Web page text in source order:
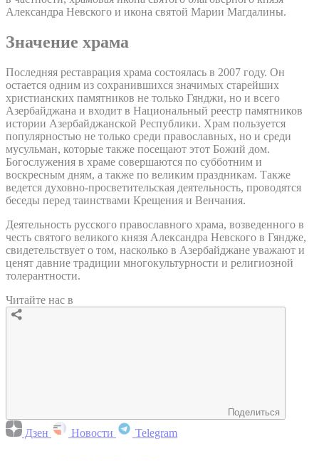
Александра Невского и икона святой Марии Магдалины.
Значение храма
Последняя реставрация храма состоялась в 2007 году. Он
остается одним из сохранившихся значимых старейших
христианских памятников не только Гянджи, но и всего
Азербайджана и входит в Национальный реестр памятников
истории Азербайджанской Республики. Храм пользуется
популярностью не только среди православных, но и среди
мусульман, которые также посещают этот Божий дом.
Богослужения в храме совершаются по субботним и
воскресным дням, а также по великим праздникам. Также
ведется духовно-просветительская деятельность, проводятся
беседы перед таинствами Крещения и Венчания.
Деятельность русского православного храма, возведенного в
честь святого великого князя Александра Невского в Гяндже,
свидетельствует о том, насколько в Азербайджане уважают и
ценят давние традиции многокультурности и религиозной
толерантности.
Читайте нас в
Поделиться
Дзен Новости Telegram